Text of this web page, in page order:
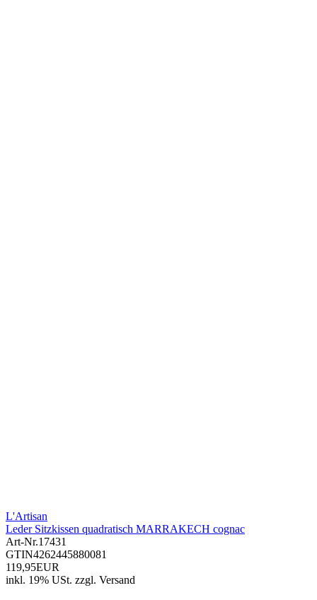
L'Artisan
Leder Sitzkissen quadratisch MARRAKECH cognac
Art-Nr.17431
GTIN4262445880081
119,95EUR
inkl. 19% USt. zzgl. Versand